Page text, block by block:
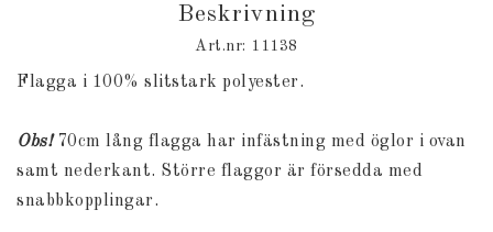
Beskrivning
Art.nr: 11138
Flagga i 100% slitstark polyester.
Obs!70cm lång flagga har infästning med öglor i ovan
samt nederkant. Större flaggor är försedda med
snabbkopplingar.